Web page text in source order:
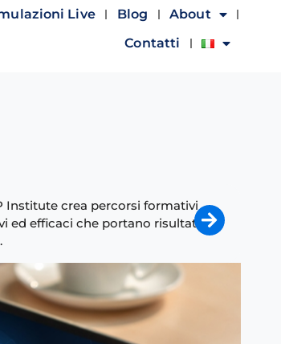
Live Blog
About
Contatti
Institute crea percorsi formativi
ed efficaci che portano risultati